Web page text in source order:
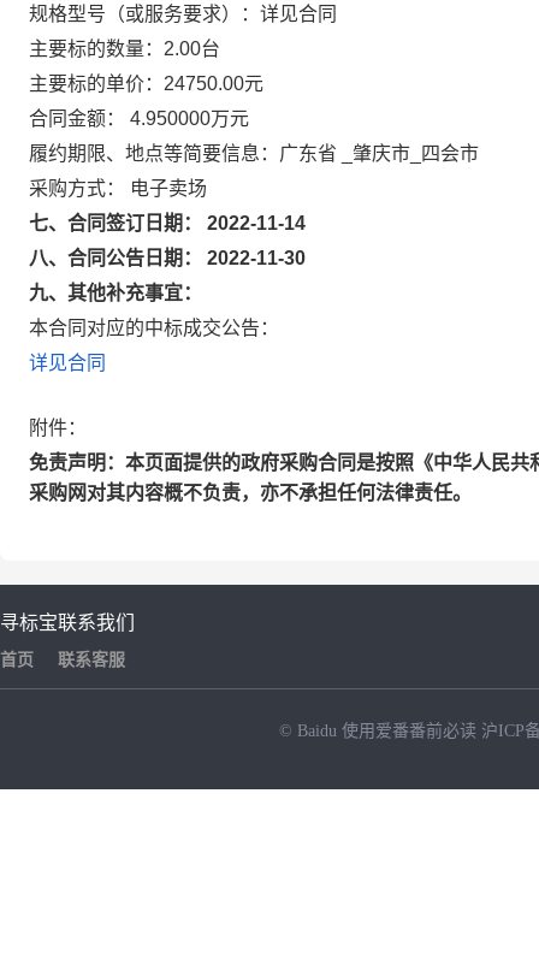
规格型号（或服务要求）：详见合同
主要标的数量：2.00台
主要标的单价：24750.00元
合同金额： 4.950000万元
履约期限、地点等简要信息：广东省 _肇庆市_四会市
采购方式： 电子卖场
七、合同签订日期： 2022-11-14
八、合同公告日期： 2022-11-30
九、其他补充事宜：
本合同对应的中标成交公告：
详见合同
附件：
免责声明：本页面提供的政府采购合同是按照《中华人民
采购网对其内容概不负责，亦不承担任何法律责任。
寻标宝
首页
联系我们
联系客服
© Baidu 使用爱番番前必读 沪ICP